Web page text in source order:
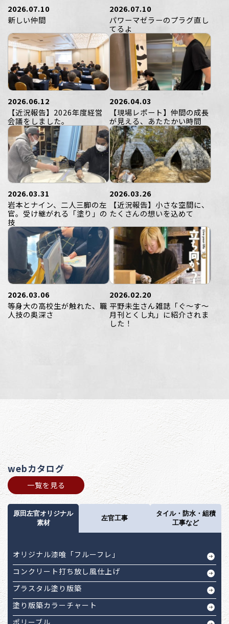
2026.07.10
新しい仲間
2026.07.10
パワーマゼラーのプラグ直し
てるよ
2026.06.12
【近況報告】2026年度経営
会議をしました。
2026.04.03
【現場レポート】仲間の成長
が見える、あたたかい時間
2026.03.31
岩本とナイン、二人三脚の左
官。受け継がれる「塗り」の
技
2026.03.26
【近況報告】小さな空間に、
たくさんの想いを込めて
2026.03.06
等身大の高校生が触れた、職
人技の奥深さ
2026.02.20
平野未生さん雑誌「ぐ〜す〜
月刊とくし丸」に紹介されま
した！
webカタログ
一覧を見る
原田左官オリジナル
素材
左官工事
タイル・防水・組積
工事など
オリジナル漆喰「フルーフレ」
コンクリート打ち放し風仕上げ
プラスタル塗り版築
塗り版築カラーチャート